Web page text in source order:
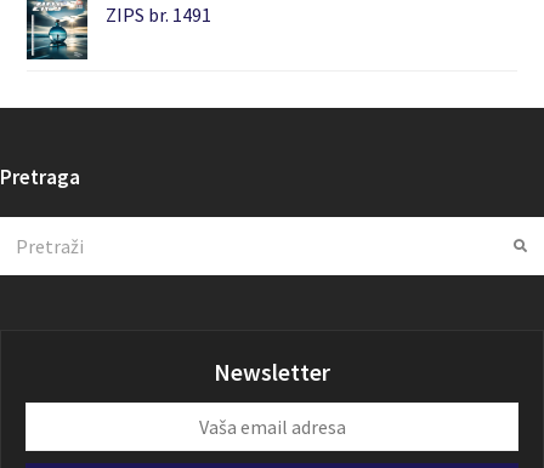
ZIPS br. 1491
Pretraga
Newsletter
email